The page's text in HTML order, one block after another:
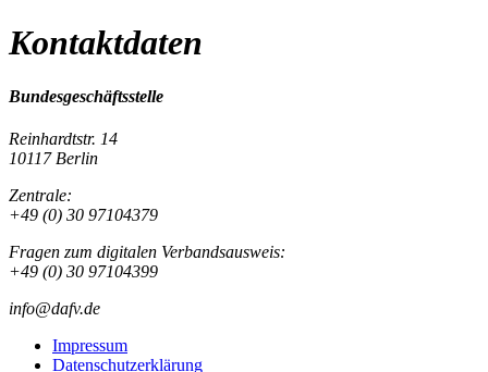
Kontaktdaten
Bundesgeschäftsstelle
Reinhardtstr. 14
10117 Berlin
Zentrale:
+49 (0) 30 97104379
Fragen zum digitalen Verbandsausweis:
+49 (0) 30 97104399
info@dafv.de
Impressum
Datenschutzerklärung